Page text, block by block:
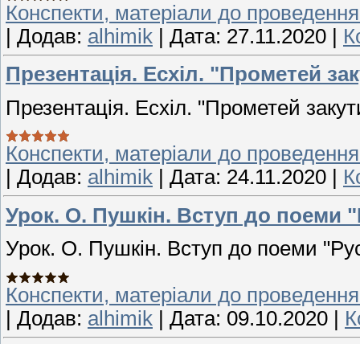
Конспекти, матеріали до проведення
| Додав: alhimik | Дата: 27.11.2020 |
Презентація. Есхіл. "Прометей
Презентація. Есхіл. "Прометей
Конспекти, матеріали до проведення
Додав: alhimik Дата: 24.11.2020
Урок. О. Пушкін. Вступ до поеми
Урок. О. Пушкін. Вступ до поеми
Конспекти, матеріали до проведення
Додав: alhimik Дата: 09.10.2020